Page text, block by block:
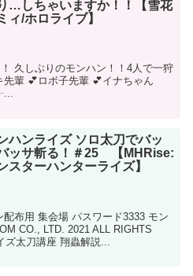
…しちゃいますか！！【雪花
ィ/ホロライブ】
久しぶりのモンハン！！4人で一狩
輩 💕ロボ子先輩 💕イナちゃん
ハンライズ ソロ太刀でバッ
ッサ斬る！＃25 【MHRise:
スターハンターライズ】
布用 集会場 パスワード3333 モン
CO., LTD. 2021 ALL RIGHTS
太刀講座 翔蟲解説...